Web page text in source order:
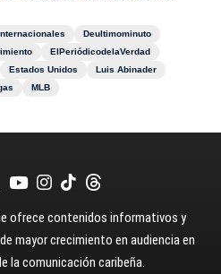
Deultimominuto
ElPeriódicodelaVerdad
Estados Unidos
Luis Abinader
MLB
ofrece contenidos informativos y
mayor crecimiento en audiencia en
la comunicación caribeña.